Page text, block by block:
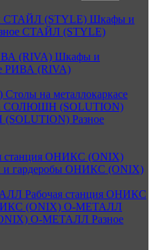
СТАЙЛ (STYLE) Шкафы и
СТАЙЛ (STYLE)
(RIVA) Шкафы и
РИВА (RIVA)
Столы на металлокаркасе
СОЛЮШН (SOLUTION)
Разное
станция ОНИКС (ONIX)
гардеробы ОНИКС (ONIX)
Рабочая станция ОНИКС
(ONIX) O-МЕТАЛЛ
O-МЕТАЛЛ Разное